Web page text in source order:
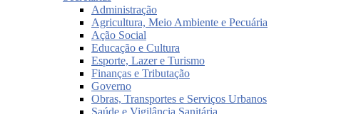
Administração
Agricultura, Meio Ambiente e Pecuária
Ação Social
Educação e Cultura
Esporte, Lazer e Turismo
Finanças e Tributação
Governo
Obras, Transportes e Serviços Urbanos
Saúde e Vigilância Sanitária